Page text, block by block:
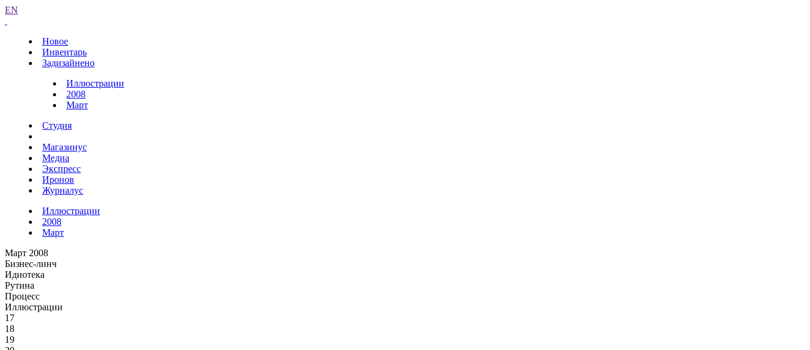
EN
Новое
Инвентарь
Задизайнено
Иллюстрации
2008
Март
Студия
Магазинус
Медиа
Экспресс
Иронов
Журналус
Иллюстрации
2008
Март
Март 2008
Бизнес-линч
Идиотека
Рутина
Процесс
Иллюстрации
17
18
19